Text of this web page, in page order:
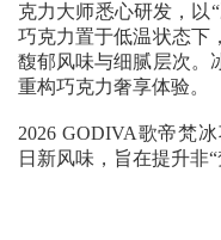
克力大师悉心研发，以
巧克力置于低温状态下
馥郁风味与细腻层次。
重构巧克力奢享体验。
2026 GODIVA歌帝梵
日新风味，旨在提升非“